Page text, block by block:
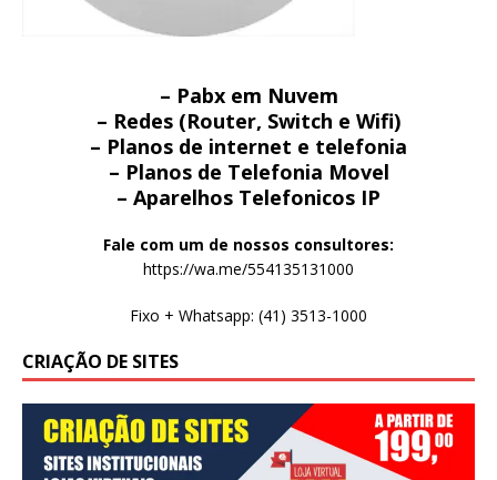
– Pabx em Nuvem
– Redes (Router, Switch e Wifi)
– Planos de internet e telefonia
– Planos de Telefonia Movel
– Aparelhos Telefonicos IP
Fale com um de nossos consultores:
https://wa.me/554135131000
Fixo + Whatsapp: (41) 3513-1000
CRIAÇÃO DE SITES